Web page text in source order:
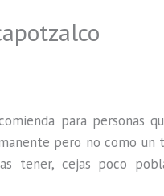
para personas
pero no como un
tener, cejas poco